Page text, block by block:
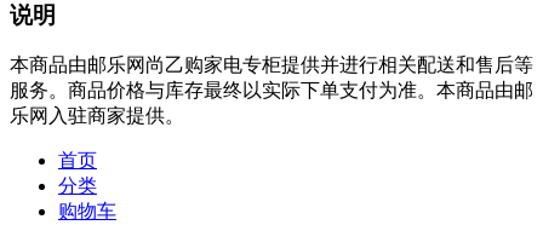
说明
本商品由邮乐网尚乙购家电专柜提供并进行相关配送和售后等
服务。商品价格与库存最终以实际下单支付为准。本商品由邮
乐网入驻商家提供。
首页
分类
购物车